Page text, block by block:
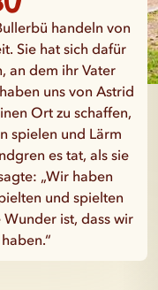
handeln von
Sie hat sich dafür
an dem ihr Vater
uns von Astrid
Ort zu schaffen,
spielen und Lärm
es tat, als sie
„Wir haben
und spielten
Wunder ist, dass wir